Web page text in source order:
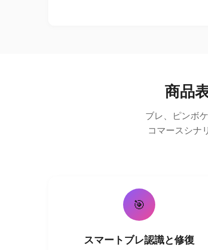
商品
ブレ、ピンボ
コマースシナ
🎯
スマートブレ認識と修復